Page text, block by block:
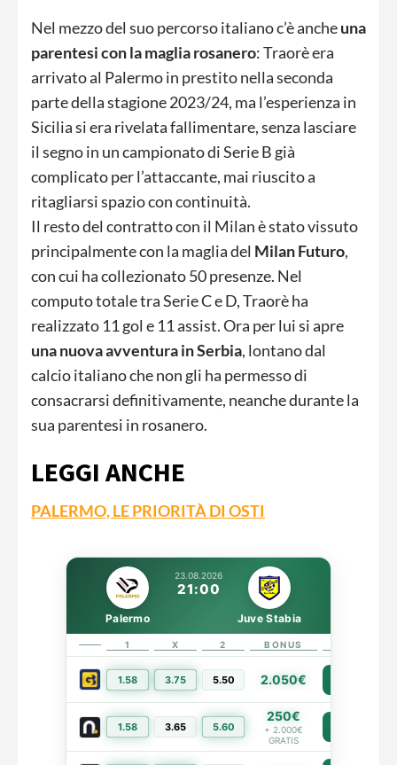
Nel mezzo del suo percorso italiano c’è ancheuna
parentesi con la maglia rosanero: Traorè era
arrivato al Palermo in prestito nella seconda
parte della stagione 2023/24, ma l’esperienza in
Sicilia si era rivelata fallimentare, senza lasciare
il segno in un campionato di Serie B già
complicato per l’attaccante, mai riuscito a
ritagliarsi spazio con continuità.
Il resto del contratto con il Milan è stato vissuto
principalmente con la maglia del Milan Futuro,
con cui ha collezionato 50 presenze. Nel
computo totale tra Serie C e D, Traorè ha
realizzato 11 gol e 11 assist. Ora per lui si apre
una nuova avventura in Serbia, lontano dal
calcio italiano che non gli ha permesso di
consacrarsi definitivamente, neanche durante la
sua parentesi in rosanero.
LEGGI ANCHE
PALERMO, LE PRIORITÀ DI OSTI
23.08.2026
21:00
Palermo Juve Stabia
1 X 2 BONUS
1.58 3.75 5.50 2.050€
1.58 3.65 5.60
250€
+ 2.000€
GRATIS